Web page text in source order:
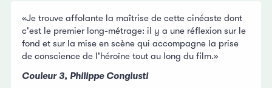
«Je trouve affolante la maîtrise de cette cinéaste dont
c'est le premier long-métrage: il y a une réflexion sur le
fond et sur la mise en scène qui accompagne la prise
de conscience de l'héroïne tout au long du film.»
Couleur 3, Philippe Congiusti